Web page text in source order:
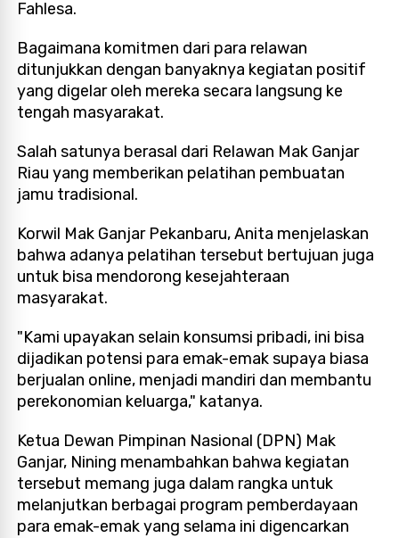
Fahlesa.
Bagaimana komitmen dari para relawan
ditunjukkan dengan banyaknya kegiatan positif
yang digelar oleh mereka secara langsung ke
tengah masyarakat.
Salah satunya berasal dari Relawan Mak Ganjar
Riau yang memberikan pelatihan pembuatan
jamu tradisional.
Korwil Mak Ganjar Pekanbaru, Anita menjelaskan
bahwa adanya pelatihan tersebut bertujuan juga
untuk bisa mendorong kesejahteraan
masyarakat.
"Kami upayakan selain konsumsi pribadi, ini bisa
dijadikan potensi para emak-emak supaya biasa
berjualan online, menjadi mandiri dan membantu
perekonomian keluarga," katanya.
Ketua Dewan Pimpinan Nasional (DPN) Mak
Ganjar, Nining menambahkan bahwa kegiatan
tersebut memang juga dalam rangka untuk
melanjutkan berbagai program pemberdayaan
para emak-emak yang selama ini digencarkan